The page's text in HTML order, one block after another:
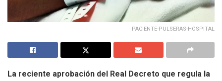
PACIENTE-PULSERAS-HOSPITAL
La reciente aprobación del Real Decreto que regula la